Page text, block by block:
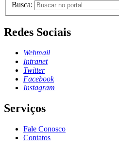
Busca:
Redes Sociais
Webmail
Intranet
Twitter
Facebook
Instagram
Serviços
Fale Conosco
Contatos